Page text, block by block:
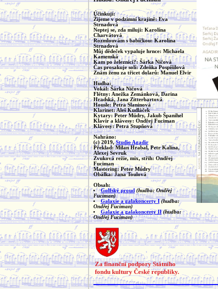
Účinkují:
Žijeme v podzimní krajině: Eva
Strnadová
Neptej se, zda miluji: Karolína
Charvátová
Rozmlouvám s babičkou: Karolina
Strnadová
Můj dědeček vypaluje hrnce: Michaela
Kamenská
Kam po železnici?: Šárka Ničová
Čas prosakuje solí: Zdeňka Pospíšilová
Znám ženu za třicet dolarů: Manuel Elvir
Hudba:
Vokál: Šárka Ničová
Flétny: Anežka Zemánková, Darina
Hradská, Jana Zitterbartová
Housle: Petra Slaninová
Klarinet: Aleš Kudláček
Kytary: Peter Múdry, Jakub Španihel
Klavír a klávesy: Ondřej Fuciman
Klávesy: Petra Stupňová
Nahráno:
(c) 2019,Studio Agadir
Překlad: Milan Hrabal, Petr Kalina,
Alexej Sevruk
Zvuková režie, mix, střih: Ondřej
Fuciman
Mastering: Peter Múdry
Obálka: Jana Toulová
Obsah:
Golfský proud (hudba: Ondřej
Fuciman)
Galaxie a galakoncerty I (hudba:
Ondřej Fuciman)
Galaxie a galakoncerty II (hudba:
Ondřej Fuciman)
Za finanční podpory Státního
fondu kultury České republiky.